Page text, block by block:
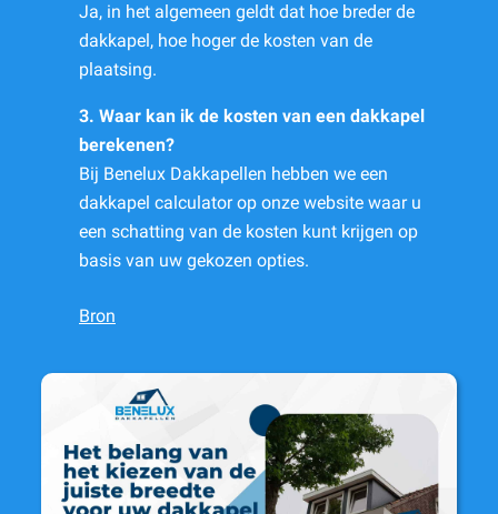
Ja, in het algemeen geldt dat hoe breder de
dakkapel, hoe hoger de kosten van de
plaatsing.
3. Waar kan ik de kosten van een dakkapel
berekenen?
Bij Benelux Dakkapellen hebben we een
dakkapel calculator op onze website waar u
een schatting van de kosten kunt krijgen op
basis van uw gekozen opties.
Bron